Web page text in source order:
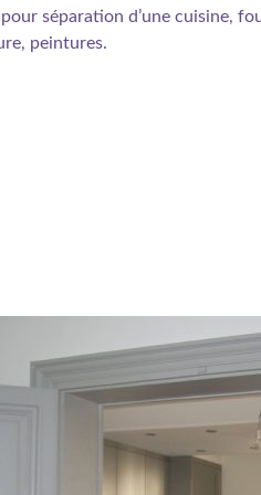
séparation d’une cuisine,
peintures.